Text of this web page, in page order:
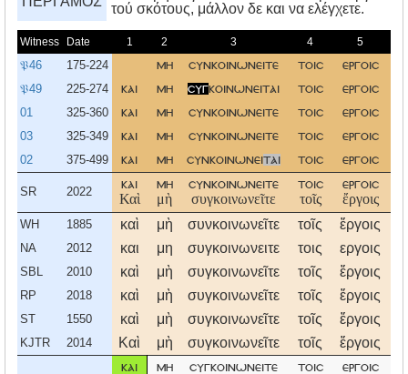
τού σκότους, μάλλον δε και να ελέγχετε.
Witness Date 1 2 3 4 5
𝔓46 175-224 μη συνκοινωνειτε τοισ εργοισ
𝔓49 225-274 και μη συγκοινωνειται τοισ εργοισ
01 325-360 και μη συνκοινωνειτε τοισ εργοισ
03 325-349 και μη συνκοινωνειτε τοισ εργοισ
02 375-499 και μη συνκοινωνειται τοισ εργοισ
SR 2022
και
Καὶ
μη
μὴ
συνκοινωνειτε
συγκοινωνεῖτε
τοισ
τοῖς
εργοισ
ἔργοις
WH 1885 καὶ μὴ συνκοινωνεῖτε τοῖς ἔργοις
NA 2012 και μη συγκοινωνειτε τοις εργοις
SBL 2010 καὶ μὴ συγκοινωνεῖτε τοῖς ἔργοις
RP 2018 καὶ μὴ συγκοινωνεῖτε τοῖς ἔργοις
ST 1550 καὶ μὴ συγκοινωνεῖτε τοῖς ἔργοις
KJTR 2014 Καὶ μὴ συγκοινωνεῖτε τοῖς ἔργοις
και μη συγκοινωνειτε τοισ εργοισ